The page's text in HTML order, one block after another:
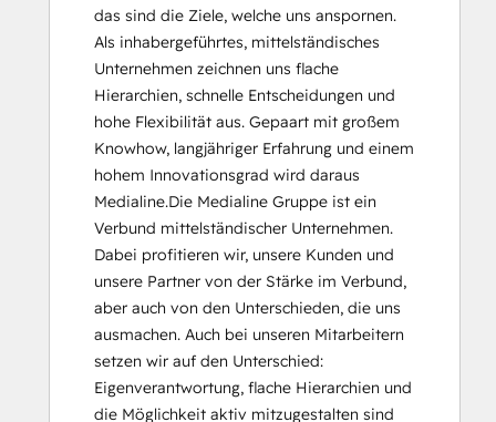
das sind die Ziele, welche uns anspornen.
Als inhabergeführtes, mittelständisches
Unternehmen zeichnen uns flache
Hierarchien, schnelle Entscheidungen und
hohe Flexibilität aus. Gepaart mit großem
Knowhow, langjähriger Erfahrung und einem
hohem Innovationsgrad wird daraus
Medialine.Die Medialine Gruppe ist ein
Verbund mittelständischer Unternehmen.
Dabei profitieren wir, unsere Kunden und
unsere Partner von der Stärke im Verbund,
aber auch von den Unterschieden, die uns
ausmachen. Auch bei unseren Mitarbeitern
setzen wir auf den Unterschied:
Eigenverantwortung, flache Hierarchien und
die Möglichkeit aktiv mitzugestalten sind